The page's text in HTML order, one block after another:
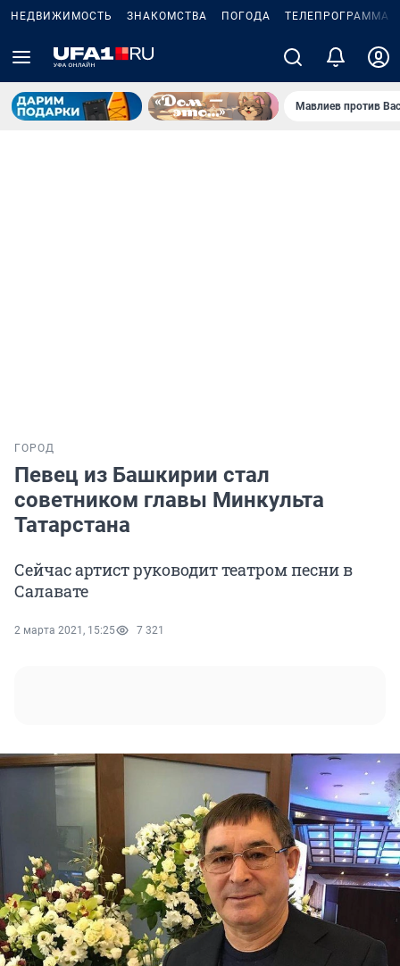
НЕДВИЖИМОСТЬ ЗНАКОМСТВА ПОГОДА ТЕЛЕПРОГРАММА
Мавлиев против
ГОРОД
Певец из Башкирии стал
советником главы Минкульта
Татарстана
Сейчас артист руководит театром песни в
Салавате
2 марта 2021, 15:25 7 321